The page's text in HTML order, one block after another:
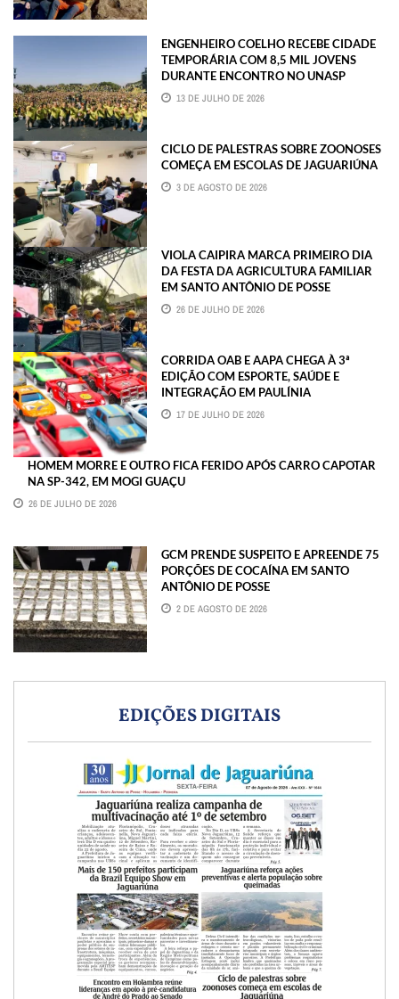
ENGENHEIRO COELHO RECEBE CIDADE
TEMPORÁRIA COM 8,5 MIL JOVENS
DURANTE ENCONTRO NO UNASP
13 DE JULHO DE 2026
CICLO DE PALESTRAS SOBRE ZOONOSES
COMEÇA EM ESCOLAS DE JAGUARIÚNA
3 DE AGOSTO DE 2026
VIOLA CAIPIRA MARCA PRIMEIRO DIA
DA FESTA DA AGRICULTURA FAMILIAR
EM SANTO ANTÔNIO DE POSSE
26 DE JULHO DE 2026
CORRIDA OAB E AAPA CHEGA À 3ª
EDIÇÃO COM ESPORTE, SAÚDE E
INTEGRAÇÃO EM PAULÍNIA
17 DE JULHO DE 2026
HOMEM MORRE E OUTRO FICA FERIDO APÓS CARRO CAPOTAR
NA SP-342, EM MOGI GUAÇU
26 DE JULHO DE 2026
GCM PRENDE SUSPEITO E APREENDE 75
PORÇÕES DE COCAÍNA EM SANTO
ANTÔNIO DE POSSE
2 DE AGOSTO DE 2026
EDIÇÕES DIGITAIS